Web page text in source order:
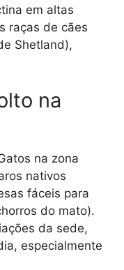
em altas
raças de cães
Shetland),
na
na zona
nativos
fáceis para
do mato).
da sede,
especialmente